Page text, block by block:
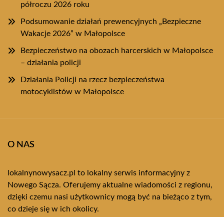
półroczu 2026 roku
Podsumowanie działań prewencyjnych „Bezpieczne
Wakacje 2026” w Małopolsce
Bezpieczeństwo na obozach harcerskich w Małopolsce
– działania policji
Działania Policji na rzecz bezpieczeństwa
motocyklistów w Małopolsce
O NAS
lokalnynowysacz.pl to lokalny serwis informacyjny z
Nowego Sącza. Oferujemy aktualne wiadomości z regionu,
dzięki czemu nasi użytkownicy mogą być na bieżąco z tym,
co dzieje się w ich okolicy.